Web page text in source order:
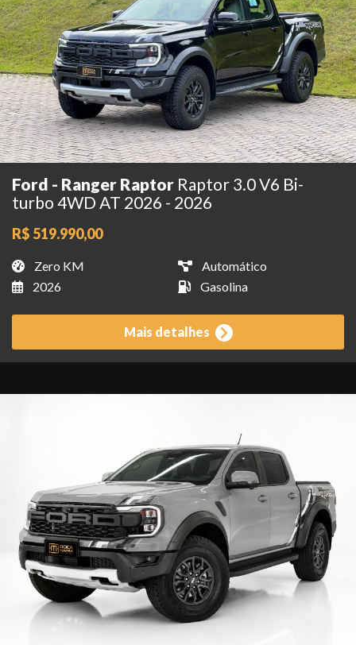
Ford - Ranger Raptor Raptor 3.0 V6 Bi-
turbo 4WD AT 2026 - 2026
R$ 519.990,00
Zero KM
Automático
2026
Gasolina
Mais detalhes